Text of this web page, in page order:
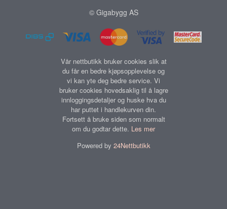
© Gigabygg AS
Vår nettbutikk bruker cookies slik at
du får en bedre kjøpsopplevelse og
vi kan yte deg bedre service. Vi
bruker cookies hovedsaklig til å lagre
innloggingsdetaljer og huske hva du
har puttet i handlekurven din.
Fortsett å bruke siden som normalt
om du godtar dette. Les mer
Powered by 24Nettbutikk